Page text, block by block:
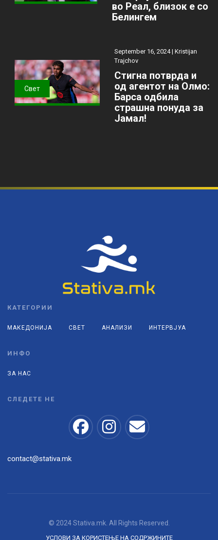
во Реал, близок е со
Белингем
Свет
September 16, 2024 | Kristijan
Trajchov
Стигна потврда и
од агентот на Олмо:
Барса одбила
страшна понуда за
Јамал!
КАТЕГОРИИ
МАКЕДОНИЈА СВЕТ АНАЛИЗИ ИНТЕРВЈУА
ИНФО
ЗА НАС
СЛЕДЕТЕ НЕ
contact@stativa.mk
© 2024 Stativa.mk. All Rights Reserved.
УСЛОВИ ЗА КОРИСТЕЊЕ НА СОДРЖИНИТЕ